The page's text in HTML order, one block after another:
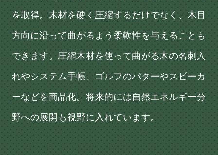
を取得。木材を硬く圧縮するだけでなく、木目
方向に沿って曲がるよう柔軟性を与えることも
できます。圧縮木材を使って曲がる木の名刺入
れやシステム手帳、ゴルフのパターやスピーカ
ーなどを商品化。将来的には自然エネルギー分
野への展開も視野に入れています。